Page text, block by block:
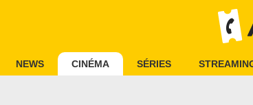
NEWS CINÉMA SÉRIES